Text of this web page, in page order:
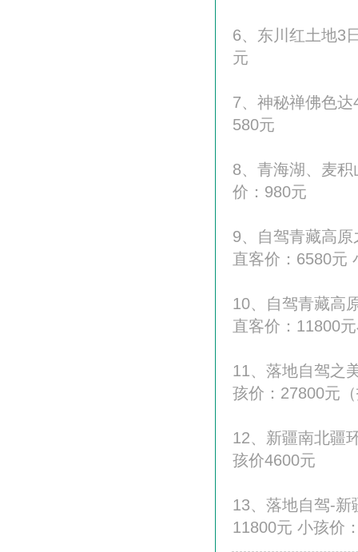
6、东川红土地3
元
7、神秘禅佛色
580元
8、青海湖、麦
价：980元
9、自驾青藏高
直客价：6580元
10、自驾青藏高
直客价：11800
11、落地自驾之
孩价：27800元
12、新疆南北疆
孩价4600元
13、落地自驾-新
11800元 小孩价